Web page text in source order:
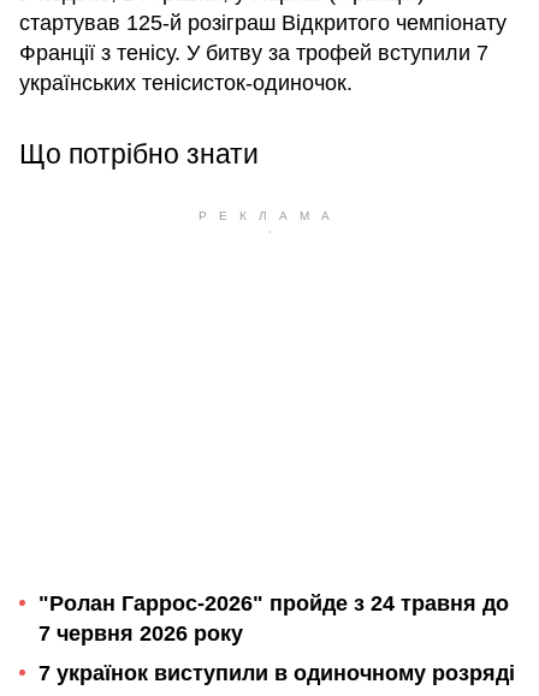
стартував 125-й розіграш Відкритого чемпіонату
Франції з тенісу. У битву за трофей вступили 7
українських тенісисток-одиночок.
Що потрібно знати
"Ролан Гаррос-2026" пройде з 24 травня до
7 червня 2026 року
7 українок виступили в одиночному розряді